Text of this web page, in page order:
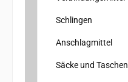
Schlingen
Anschlagmittel
Säcke und Taschen